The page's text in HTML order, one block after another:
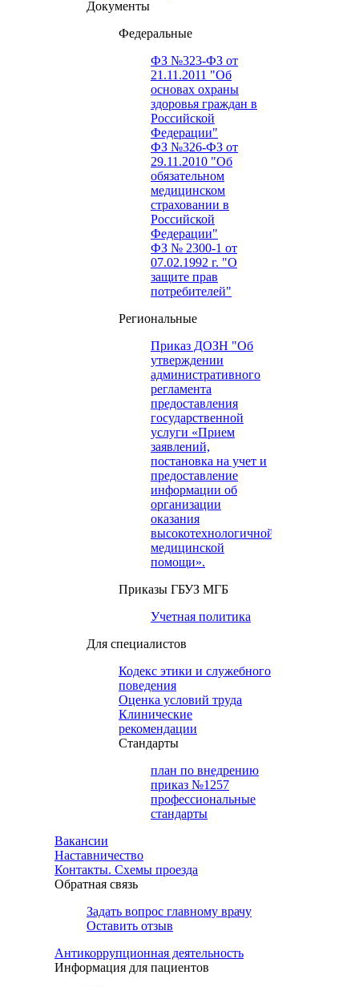
Документы
Федеральные
ФЗ №323-ФЗ от
21.11.2011 "Об
основах охраны
здоровья граждан в
Российской
Федерации"
ФЗ №326-ФЗ от
29.11.2010 "Об
обязательном
медицинском
страховании в
Российской
Федерации"
ФЗ № 2300-1 от
07.02.1992 г. "О
защите прав
потребителей"
Региональные
Приказ ДОЗН "Об
утверждении
административного
регламента
предоставления
государственной
услуги «Прием
заявлений,
постановка на учет и
предоставление
информации об
организации
оказания
высокотехнологичной
медицинской
помощи».
Приказы ГБУЗ МГБ
Учетная политика
Для специалистов
Кодекс этики и служебного
поведения
Оценка условий труда
Клинические
рекомендации
Cтандарты
план по внедрению
приказ №1257
профессиональные
стандарты
Вакансии
Наставничество
Контакты. Схемы проезда
Обратная связь
Задать вопрос главному врачу
Оставить отзыв
Антикоррупционная деятельность
Информация для пациентов